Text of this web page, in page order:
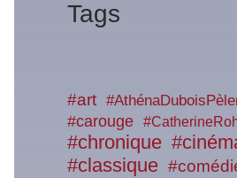
Tags
#art
#carouge
#chronique
#classique